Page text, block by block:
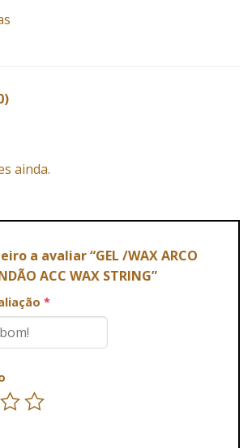
ainda.
a avaliar “GEL /WAX ARCO
ACC WAX STRING”
*